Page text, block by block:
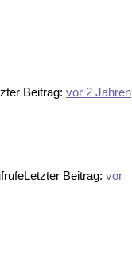
Beitrag: vor 2 Jahren
Letzter Beitrag: vor